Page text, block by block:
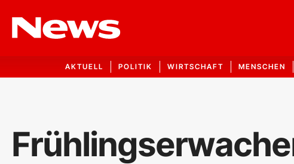
AKTUELL POLITIK WIRTSCHAFT MENSCHEN